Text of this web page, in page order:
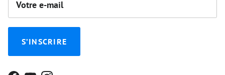
S’INSCRIRE